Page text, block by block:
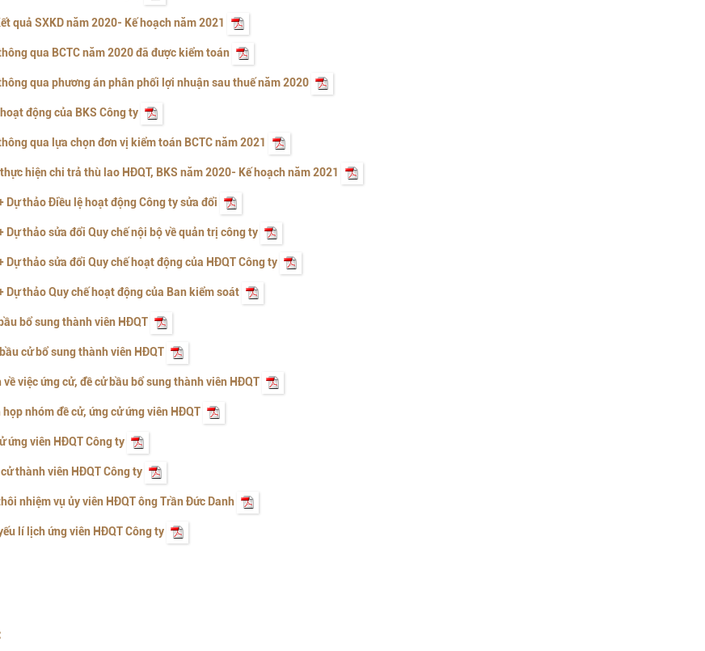
quả SXKD năm 2020- Kế hoạch năm 2021
qua BCTC năm 2020 đã được kiểm toán
qua phương án phân phối lợi nhuận sau thuế năm 2020
động của BKS Công ty
qua lựa chọn đơn vị kiểm toán BCTC năm 2021
hiện chi trả thù lao HĐQT, BKS năm 2020- Kế hoạch năm 2021
Dự thảo Điều lệ hoạt động Công ty sửa đổi
Dự thảo sửa đổi Quy chế nội bộ về quản trị công ty
Dự thảo sửa đổi Quy chế hoạt động của HĐQT Công ty
Dự thảo Quy chế hoạt động của Ban kiểm soát
bổ sung thành viên HĐQT
cử bổ sung thành viên HĐQT
về việc ứng cử, đề cử bầu bổ sung thành viên HĐQT
nhóm đề cử, ứng cử ứng viên HĐQT
ứng viên HĐQT Công ty
thành viên HĐQT Công ty
nhiệm vụ ủy viên HĐQT ông Trần Đức Danh
lí lịch ứng viên HĐQT Công ty